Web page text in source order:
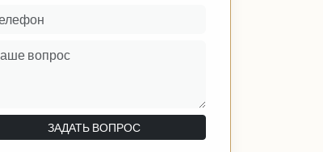
ЗАДАТЬ ВОПРОС